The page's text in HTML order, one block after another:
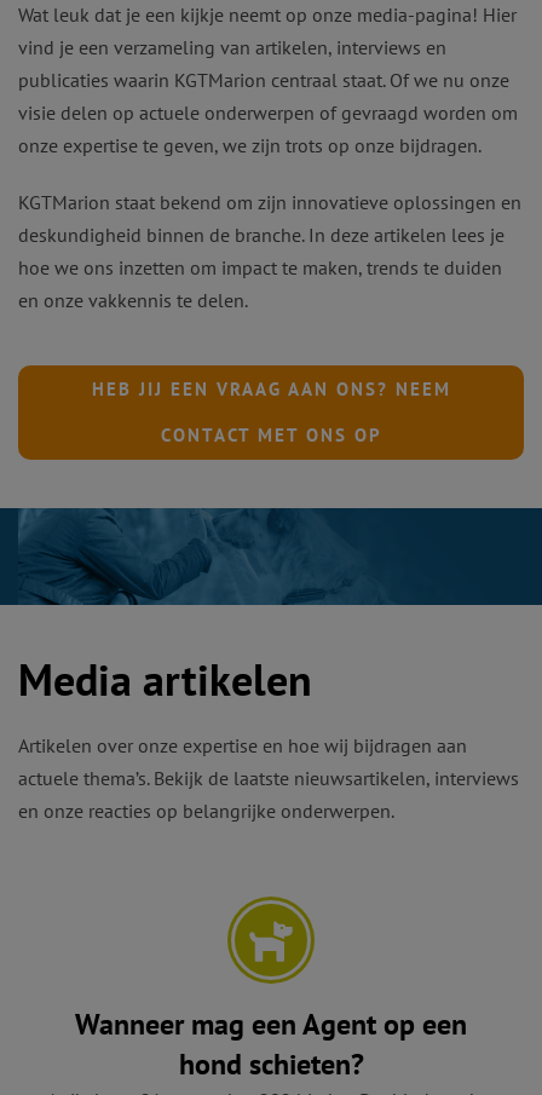
Wat leuk dat je een kijkje neemt op onze media-pagina! Hier
vind je een verzameling van artikelen, interviews en
publicaties waarin KGTMarion centraal staat. Of we nu onze
visie delen op actuele onderwerpen of gevraagd worden om
onze expertise te geven, we zijn trots op onze bijdragen.
KGTMarion staat bekend om zijn innovatieve oplossingen en
deskundigheid binnen de branche. In deze artikelen lees je
hoe we ons inzetten om impact te maken, trends te duiden
en onze vakkennis te delen.
HEB JIJ EEN VRAAG AAN ONS? NEEM
CONTACT MET ONS OP
Media artikelen
Artikelen over onze expertise en hoe wij bijdragen aan
actuele thema’s. Bekijk de laatste nieuwsartikelen, interviews
en onze reacties op belangrijke onderwerpen.
Wanneer mag een Agent op een
hond schieten?